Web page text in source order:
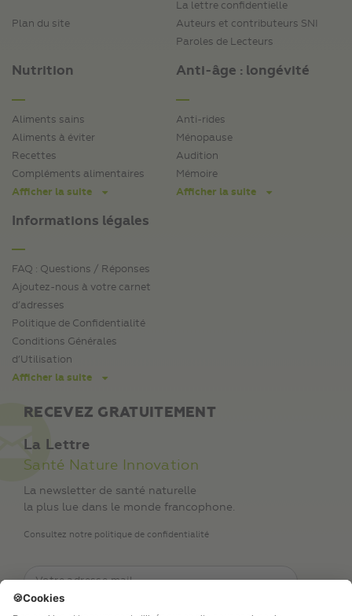
Plan du site
La lettre confidentielle
Auteurs et contributeurs SNI
Paroles de Lecteurs
Nutrition
Aliments sains
Aliments à éviter
Recettes
Compléments alimentaires
Afficher la suite
Informations légales
FAQ : Questions / Réponses
Ajoutez-nous à votre carnet
d’adresses
Politique de Confidentialité
Conditions Générales
d’Utilisation
Afficher la suite
Anti-âge : longévité
Anti-rides
Ménopause
Audition
Mémoire
Afficher la suite
RECEVEZ GRATUITEMENT
La Lettre
Santé Nature Innovation
La newsletter de santé naturelle
la plus lue dans le monde francophone.
Consultez notre politique de confidentialité